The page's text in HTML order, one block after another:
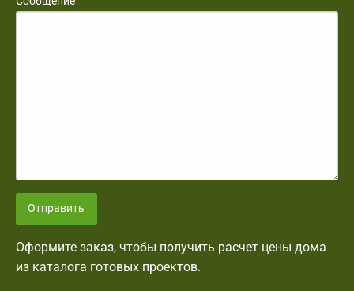
Отправить
Оформите заказ, чтобы получить расчет цены дома
из каталога готовых проектов.